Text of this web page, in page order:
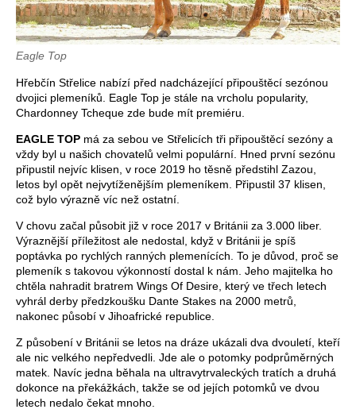
Eagle Top
Hřebčín Střelice nabízí před nadcházející připouštěcí sezónou
dvojici plemeníků. Eagle Top je stále na vrcholu popularity,
Chardonney Tcheque zde bude mít premiéru.
EAGLE TOP má za sebou ve Střelicích tři připouštěcí sezóny a
vždy byl u našich chovatelů velmi populární. Hned první sezónu
připustil nejvíc klisen, v roce 2019 ho těsně předstihl Zazou,
letos byl opět nejvytíženějším plemeníkem. Připustil 37 klisen,
což bylo výrazně víc než ostatní.
V chovu začal působit již v roce 2017 v Británii za 3.000 liber.
Výraznější příležitost ale nedostal, když v Británii je spíš
poptávka po rychlých ranných plemenících. To je důvod, proč se
plemeník s takovou výkonností dostal k nám. Jeho majitelka ho
chtěla nahradit bratrem Wings Of Desire, který ve třech letech
vyhrál derby předzkoušku Dante Stakes na 2000 metrů,
nakonec působí v Jihoafrické republice.
Z působení v Británii se letos na dráze ukázali dva dvouletí, kteří
ale nic velkého nepředvedli. Jde ale o potomky podprůměrných
matek. Navíc jedna běhala na ultravytrvaleckých tratích a druhá
dokonce na překážkách, takže se od jejích potomků ve dvou
letech nedalo čekat mnoho.